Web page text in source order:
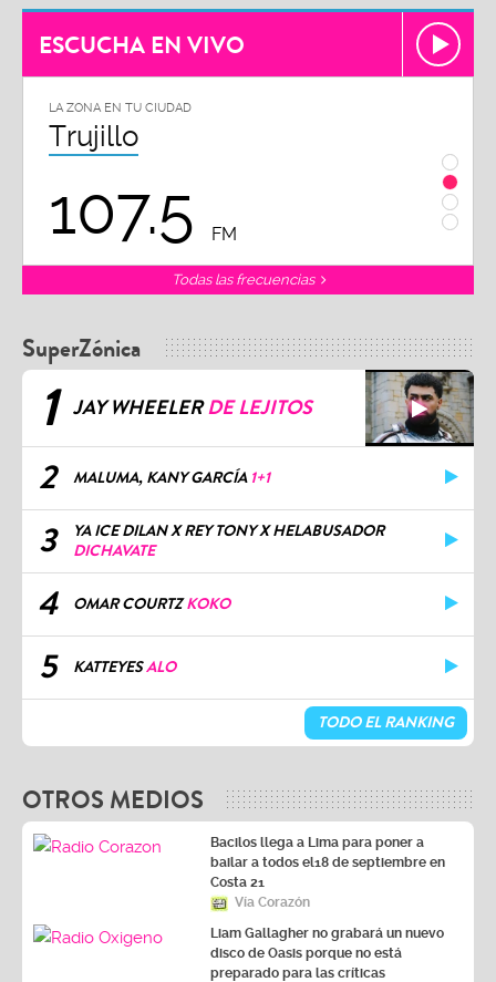
ESCUCHA EN VIVO
LA ZONA EN TU CIUDAD
Trujillo
107.5 FM
Todas las frecuencias
SuperZónica
1 JAY WHEELERDE LEJITOS
2 MALUMA, KANY GARCÍA 1+1
3
YA ICE DILAN X REY TONY X HELABUSADOR
DICHAVATE
4 OMAR COURTZKOKO
5 KATTEYESALO
TODO EL RANKING
OTROS MEDIOS
Bacilos llega a Lima para poner a
bailar a todos el18 de septiembre en
Costa 21
Vía Corazón
Liam Gallagher no grabará un nuevo
disco de Oasis porque no está
preparado para las críticas